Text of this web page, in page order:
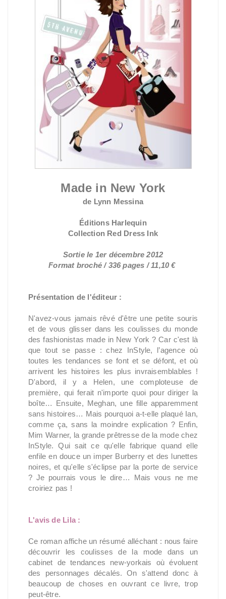
Made in New York
de Lynn Messina
Éditions Harlequin
Collection Red Dress Ink
Sortie le 1er décembre 2012
Format broché / 336 pages / 11,10 €
Présentation de l'éditeur :
N'avez-vous jamais rêvé d'être une petite souris
et de vous glisser dans les coulisses du monde
des fashionistas made in New York ? Car c'est là
que tout se passe : chez InStyle, l’agence où
toutes les tendances se font et se défont, et où
arrivent les histoires les plus invraisemblables !
D'abord, il y a Helen, une comploteuse de
première, qui ferait n'importe quoi pour diriger la
boîte… Ensuite, Meghan, une fille apparemment
sans histoires… Mais pourquoi a-t-elle plaqué Ian,
comme ça, sans la moindre explication ? Enfin,
Mim Warner, la grande prêtresse de la mode chez
InStyle. Qui sait ce qu'elle fabrique quand elle
enfile en douce un imper Burberry et des lunettes
noires, et qu'elle s'éclipse par la porte de service
? Je pourrais vous le dire… Mais vous ne me
croiriez pas !
L'avis de Lila :
Ce roman affiche un résumé alléchant : nous faire
découvrir les coulisses de la mode dans un
cabinet de tendances new-yorkais où évoluent
des personnages décalés. On s'attend donc à
beaucoup de choses en ouvrant ce livre, trop
peut-être.